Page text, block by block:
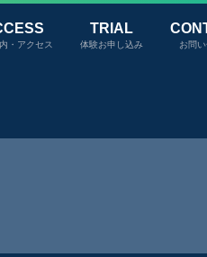
・アクセス
TRIAL
体験お申し込み お問